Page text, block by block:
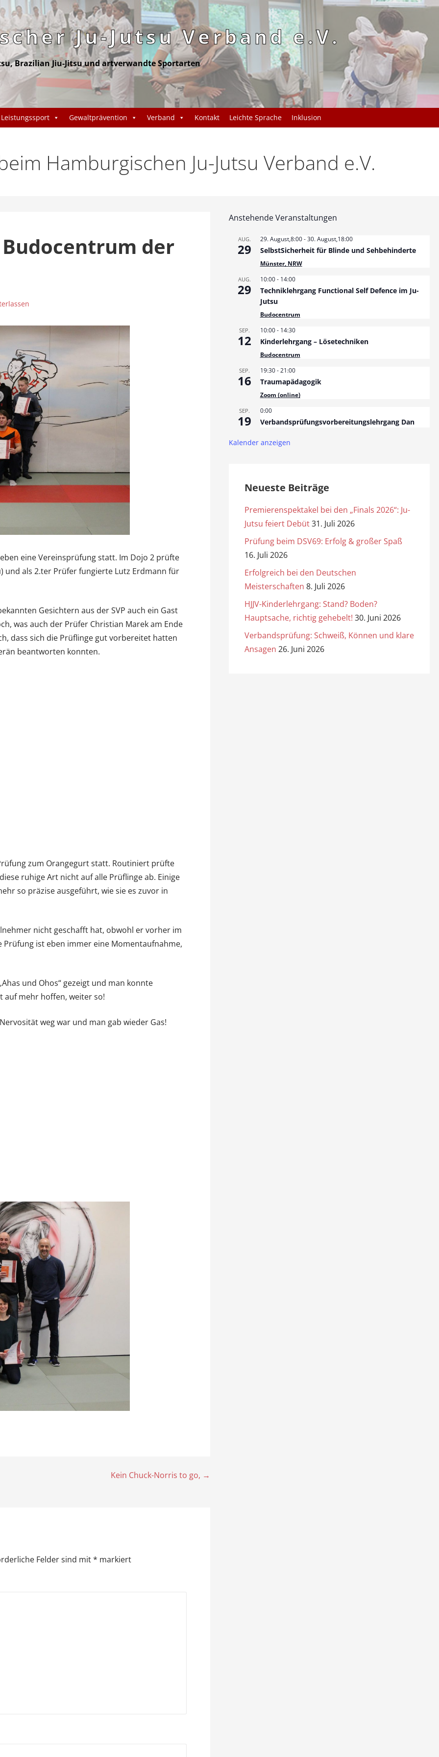
Ju-Jutsu Verband e.V.
Brazilian Jiu-Jitsu und artverwandte Sportarten
Leistungssport Gewaltprävention Verband Kontakt Leichte Sprache Inklusion
Hamburgischen Ju-Jutsu Verband e.V.
der
eine Vereinsprüfung statt. Im Dojo 2 prüfte
und als 2.ter Prüfer fungierte Lutz Erdmann für
Gesichtern aus der SVP auch ein Gast
was auch der Prüfer Christian Marek am Ende
dass sich die Prüflinge gut vorbereitet hatten
beantworten konnten.
zum Orangegurt statt. Routiniert prüfte
ruhige Art nicht auf alle Prüflinge ab. Einige
so präzise ausgeführt, wie sie es zuvor in
nicht geschafft hat, obwohl er vorher im
Prüfung ist eben immer eine Momentaufnahme,
und Ohos“ gezeigt und man konnte
auf mehr hoffen, weiter so!
weg war und man gab wieder Gas!
Kein Chuck-Norris to go, →
Felder sind mit* markiert
Anstehende Veranstaltungen
AUG.
29
29. August,8:00-30. August,18:00
SelbstSicherheit für Blinde und Sehbehinderte
Münster, NRW
AUG.
29
10:00- 14:00
Techniklehrgang Functional Self Defence im Ju-
Jutsu
Budocentrum
SEP.
12
10:00- 14:30
Kinderlehrgang – Lösetechniken
Budocentrum
SEP.
16
19:30-21:00
Traumapädagogik
Zoom (online)
SEP.
19
0:00
Verbandsprüfungsvorbereitungslehrgang Dan
Kalender anzeigen
Neueste Beiträge
Premierenspektakel bei den „Finals 2026“: Ju-
Jutsu feiert Debüt31. Juli 2026
Prüfung beim DSV69: Erfolg & großer Spaß
16. Juli 2026
Erfolgreich bei den Deutschen
Meisterschaften 8. Juli 2026
HJJV-Kinderlehrgang: Stand? Boden?
Hauptsache, richtig gehebelt! 30. Juni 2026
Verbandsprüfung: Schweiß, Können und klare
Ansagen 26. Juni 2026